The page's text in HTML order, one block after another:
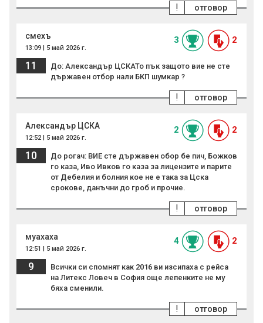
отговор
!
смехъ
13:09 | 5 май 2026 г.
3 2
11
До: Александър ЦСКАТо пък защото вие не сте
държавен отбор нали БКП шумкар ?
отговор
!
Александър ЦСКА
12:52 | 5 май 2026 г.
2 2
10
До рогач: ВИЕ сте държавен обор бе пич, Божков
го каза, Иво Ивков го каза за лицензите и парите
от Дебелия и болния кое не е така за Цска
срокове, данъчни до гроб и прочие.
отговор
!
муахаха
12:51 | 5 май 2026 г.
4 2
9
Всички си спомнят как 2016 ви изсипаха с рейса
на Литекс Ловеч в София още лепенките не му
бяха сменили.
отговор
!